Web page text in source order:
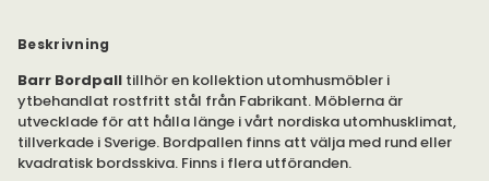
Beskrivning
Barr Bordpall tillhör en kollektion utomhusmöbler i
ytbehandlat rostfritt stål från Fabrikant. Möblerna är
utvecklade för att hålla länge i vårt nordiska utomhusklimat,
tillverkade i Sverige. Bordpallen finns att välja med rund eller
kvadratisk bordsskiva. Finns i flera utföranden.